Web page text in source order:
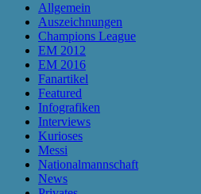
Allgemein
Auszeichnungen
Champions League
EM 2012
EM 2016
Fanartikel
Featured
Infografiken
Interviews
Kurioses
Messi
Nationalmannschaft
News